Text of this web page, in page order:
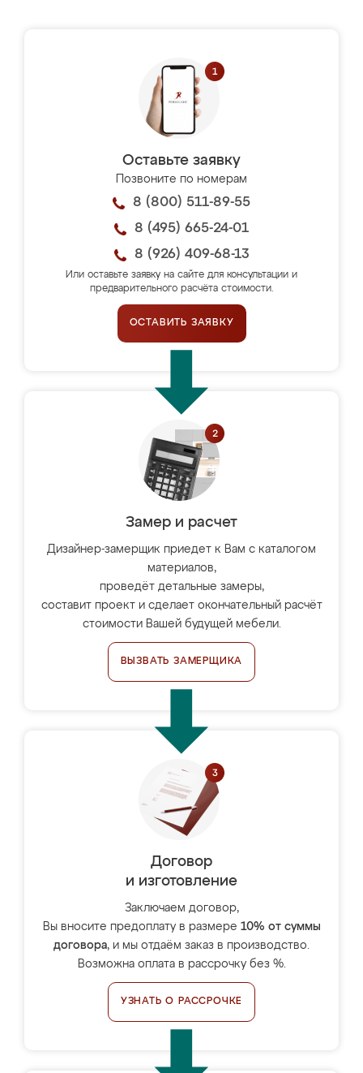
Оставьте заявку
Позвоните по номерам
8 (800) 511-89-55
8 (495) 665-24-01
8 (926) 409-68-13
Или оставьте заявку на сайте для консультации и
предварительного расчёта стоимости.
ОСТАВИТЬ ЗАЯВКУ
Замер и расчет
Дизайнер-замерщик приедет к Вам с каталогом
материалов,
проведёт детальные замеры,
составит проект и сделает окончательный расчёт
стоимости Вашей будущей мебели.
ВЫЗВАТЬ ЗАМЕРЩИКА
Договор
и изготовление
Заключаем договор,
Вы вносите предоплату в размере 10% от суммы
договора, и мы отдаём заказ в производство.
Возможна оплата в рассрочку без %.
УЗНАТЬ О РАССРОЧКЕ